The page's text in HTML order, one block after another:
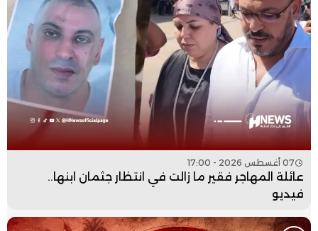
07 أغسطس 2026 - 17:00
عائلة المهاجر فقير ما زالت في انتظار جثمان ابنها..
فيديو